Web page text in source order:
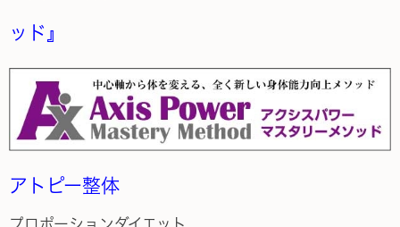
ッド』
アトピー整体